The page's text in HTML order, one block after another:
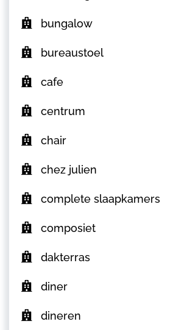
bungalow
bureaustoel
cafe
centrum
chair
chez julien
complete slaapkamers
composiet
dakterras
diner
dineren